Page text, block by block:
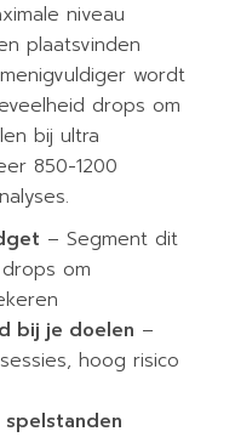
niveau
plaatsvinden
wordt
drops om
bij ultra
850-1200
– Segment dit
om
bij je doelen –
hoog risico
spelstanden